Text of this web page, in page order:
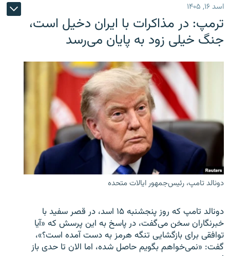
اسد ۱۶, ۱۴۰۵
ترمپ: در مذاکرات با ایران دخیل است،
جنگ خیلی زود به پایان می‌رسد
دونالد تامپ، رئیس‌جمهور ایالات متحده
دونالد تامپ که روز پنجشنبه ۱۵ اسد، در قصر سفید با
خبرنگاران سخن می‌گفت، در پاسخ به این پرسش که «آیا
توافقی برای بازگشایی تنگه هرمز به دست آمده است؟»،
گفت: «نمی‌خواهم بگویم حاصل شده، اما الان تا حدی باز